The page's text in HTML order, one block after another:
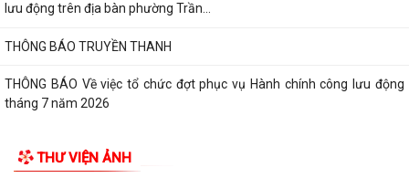
lưu động trên địa bàn phường Trần...
THÔNG BÁO TRUYỀN THANH
THÔNG BÁO Về việc tổ chức đợt phục vụ Hành chính công lưu động
tháng 7 năm 2026
tâm thần Hải Dương nhân dịp 79...
THƯ VIỆN ẢNH